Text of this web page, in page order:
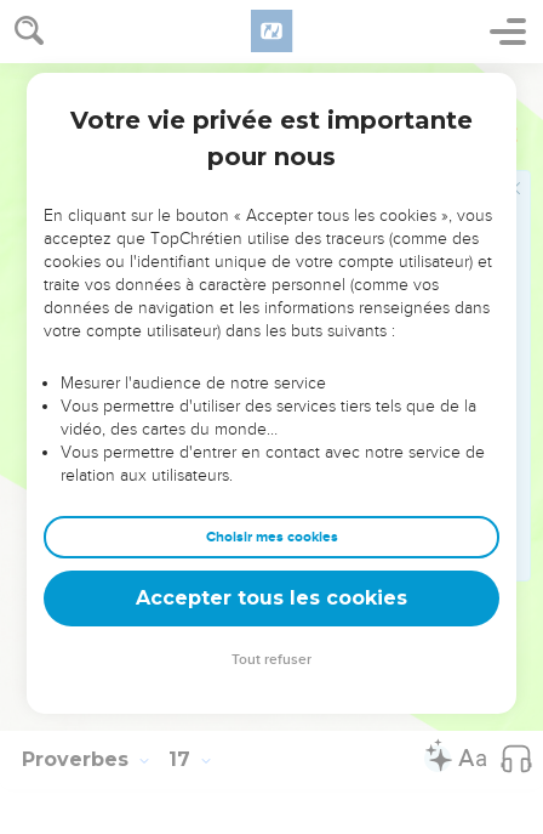
Proverbes 16
25 Telle voie paraît droite devant un homme, Mais à la fin,
c’est la voie de la mort.
26 L’appétit du travailleur travaille pour lui, Car sa bouche l’y
Le vaurien prépare le malheur, Et il y a sur ses lèvres
L’homme pervers suscite des querelles, Et le rapporteur
divise des amis.
L’homme violent séduit son prochain, Et le fait marcher
dans une voie qui n’est pas bonne.
Celui qui ferme les yeux pour des méditations perverses,
Celui qui se mord les lèvres, a déjà consommé le mal.
Les cheveux blancs sont une magnifique couronne ; C’est
sur la voie de la justice qu’on la trouve.
Celui qui est lent à la colère vaut mieux qu’un héros, Et
ville.
On jette le sort dans le pan de la robe, Mais toute décision
vient de l’Éternel.
© Société biblique française – Bibli’O, 1978, avec autorisation. Pour vous procurer
Proverbes 17
Votre vie privée est importante
pour nous
En cliquant sur le bouton « Accepter tous les cookies », vous
acceptez que TopChrétien utilise des traceurs (comme des
cookies ou l'identifiant unique de votre compte utilisateur) et
traite vos données à caractère personnel (comme vos
données de navigation et les informations renseignées dans
votre compte utilisateur) dans les buts suivants :
Mesurer l'audience de notre service
Vous permettre d'utiliser des services tiers tels que de la
vidéo, des cartes du monde…
Vous permettre d'entrer en contact avec notre service de
relation aux utilisateurs.
Choisir mes cookies
Accepter tous les cookies
Tout refuser